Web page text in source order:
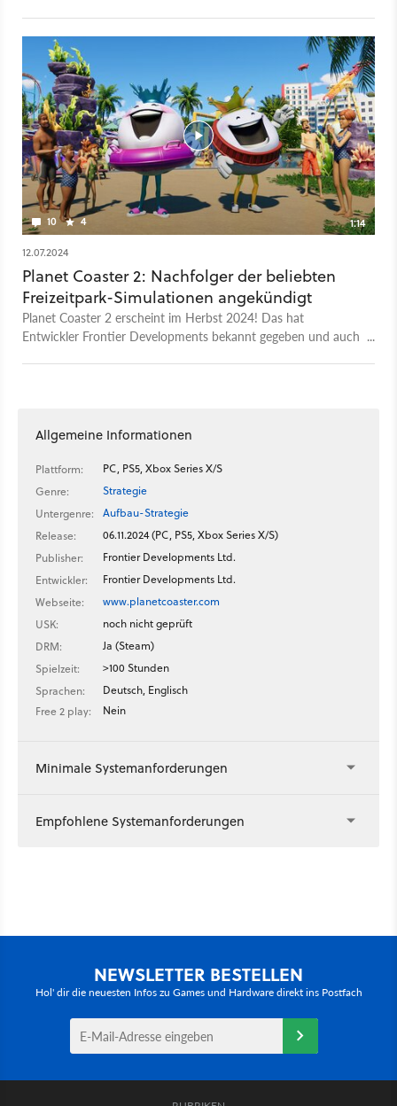
ein, poliert die Grafik ordentlich auf und bietet mit
Wasserattraktionen auch ein völlig neues Feld für unsere
Kreativität. Wir haben den Baukasten bereits anderthalb
Stunden ausprobiert und sind uns ziemlich sicher: Wer gerne
Achterbahnen und Co. hochzieht, der wird hier eine helle
Freude haben. Nur eine Sache bleibt noch offen...
10 4
1:14
12.07.2024
Planet Coaster 2: Nachfolger der beliebten
Freizeitpark-Simulationen angekündigt
Planet Coaster 2 erscheint im Herbst 2024! Das hat
Entwickler Frontier Developments bekannt gegeben und auch
Achterbahnen, Imbissbuden und alles, was eure Gäste sich
sonst noch wünschen.
Allgemeine Informationen
Plattform:
PC, PS5, Xbox Series X/S
Genre:
Strategie
Untergenre:
Aufbau-Strategie
Release:
06.11.2024 (PC, PS5, Xbox Series X/S)
Publisher:
Frontier Developments Ltd.
Entwickler:
Frontier Developments Ltd.
Webseite:
www.planetcoaster.com
USK:
noch nicht geprüft
DRM:
Ja (Steam)
Spielzeit:
>100 Stunden
Sprachen:
Deutsch, Englisch
Free 2 play:
Nein
Minimale Systemanforderungen
Empfohlene Systemanforderungen
NEWSLETTER BESTELLEN
Hol' dir die neuesten Infos zu Games und Hardware direkt ins Postfach